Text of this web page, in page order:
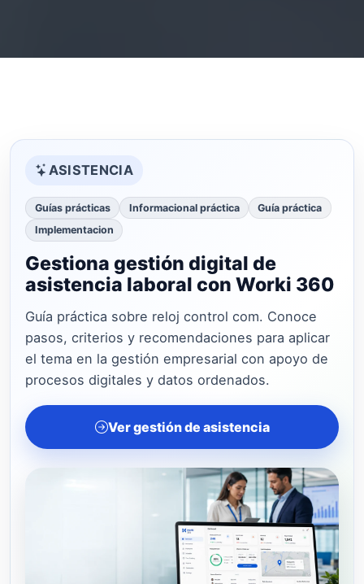
ASISTENCIA
Guías prácticas Informacional práctica
Guía práctica
Implementacion
Gestiona gestión digital de
asistencia laboral con Worki 360
Guía práctica sobre reloj control com. Conoce
pasos, criterios y recomendaciones para aplicar
el tema en la gestión empresarial con apoyo de
procesos digitales y datos ordenados.
Ver gestión de asistencia